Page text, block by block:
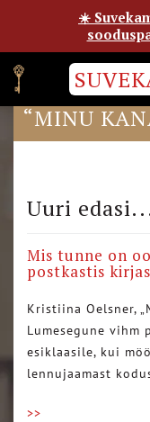
BLOGIJA
“MINU
Uuri
Mis tunne on
postkastis
Kristiina Oelsner,
Lumesegune
esiklaasile, kui
lennujaamast
>>
☀️